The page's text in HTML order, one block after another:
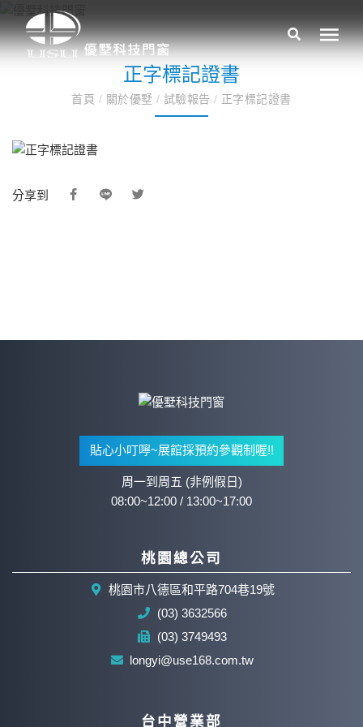
正字標記證書
首頁 / 關於優墅 / 試驗報告/ 正字標記證書
分享到
貼心小叮嚀~展館採預約參觀制喔!!
周一到周五 (非例假日)
08:00~12:00 / 13:00~17:00
桃園總公司
桃園市八德區和平路704巷19號
(03) 3632566
(03) 3749493
longyi@use168.com.tw
台中營業部